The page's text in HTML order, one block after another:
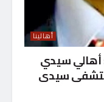
أهالينا
أهالي سيدي
سيدى